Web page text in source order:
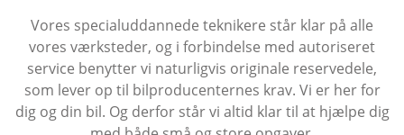
Vores specialuddannede teknikere står klar på alle
vores værksteder, og i forbindelse med autoriseret
service benytter vi naturligvis originale reservedele,
som lever op til bilproducenternes krav. Vi er her for
dig og din bil. Og derfor står vi altid klar til at hjælpe dig